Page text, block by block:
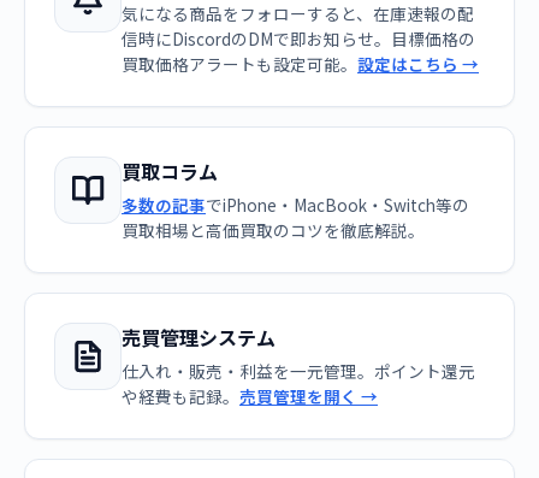
気になる商品をフォローすると、在庫速報の配
信時にDiscordのDMで即お知らせ。目標価格の
買取価格アラートも設定可能。 設定はこちら →
買取コラム
多数の記事でiPhone・MacBook・Switch等の
買取相場と高価買取のコツを徹底解説。
売買管理システム
仕入れ・販売・利益を一元管理。ポイント還元
や経費も記録。 売買管理を開く →